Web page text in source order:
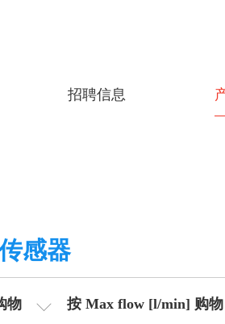
招聘信息
感器
物 按 Max flow [l/min] 购物